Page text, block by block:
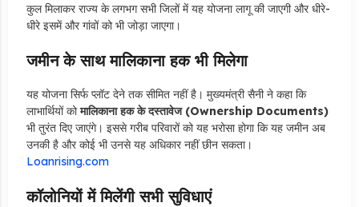
कुल मिलाकर राज्य के लगभग सभी जिलों में यह योजना लागू की जाएगी और धीरे-
धीरे इसमें और गांवों को भी जोड़ा जाएगा।
जमीन के साथ मालिकाना हक भी मिलेगा
यह योजना सिर्फ प्लॉट देने तक सीमित नहीं है। मुख्यमंत्री सैनी ने कहा कि
लाभार्थियों कोमालिकाना हक के दस्तावेज (Ownership Documents)
भी तुरंत दिए जाएंगे। इससे गरीब परिवारों को यह भरोसा होगा कि यह जमीन अब
उनकी है और कोई भी उनसे यह अधिकार नहीं छीन सकता।
Loanrising.com
कॉलोनियों में मिलेंगी सभी सुविधाएं